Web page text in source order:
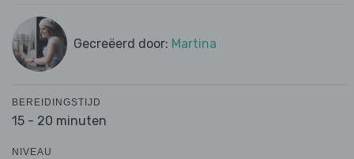
Gecreëerd door: Martina
BEREIDINGSTIJD
15 - 20 minuten
NIVEAU